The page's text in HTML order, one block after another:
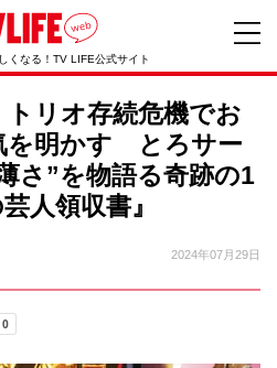
くなる！TV LIFE公式サイト
リオ存続危機でお
を明かす とろサー
さ”を物語る奇跡の1
人領収書』
2024年07月29日